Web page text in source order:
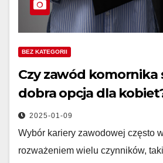
BEZ KATEGORII
Czy zawód
dobra opcja dla
2025-01-09
Wybór kariery zawodowej często
rozważeniem wielu czynników,